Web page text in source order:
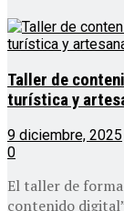
Taller de
turística y
9 diciembre, 2025
0
El taller de
contenido